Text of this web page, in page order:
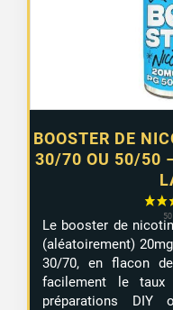
BOOSTER DE
30/70 OU 50/50
Le booster de
(aléatoirement)
30/70, en flacon
facilement le
préparations DIY